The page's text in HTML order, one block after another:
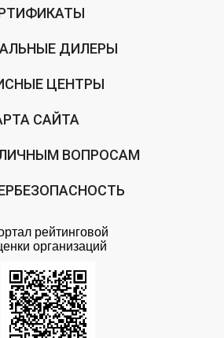
ДИЛЕРЫ
ЦЕНТРЫ
САЙТА
ВОПРОСАМ
рейтинговой
организаций